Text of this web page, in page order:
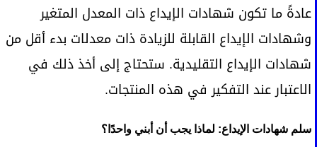
عادةً ما تكون شهادات الإيداع ذات المعدل المتغير
وشهادات الإيداع القابلة للزيادة ذات معدلات بدء أقل من
شهادات الإيداع التقليدية. ستحتاج إلى أخذ ذلك في
الاعتبار عند التفكير في هذه المنتجات.
سلم شهادات الإيداع: لماذا يجب أن أبني واحدًا؟